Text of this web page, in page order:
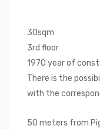
30sqm
3rd floor
1970 year of
There is the
with the
50 meters from